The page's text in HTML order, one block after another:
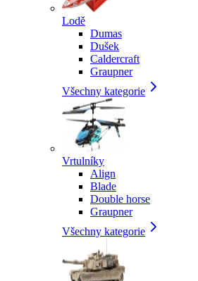
Lodě
Dumas
Dušek
Caldercraft
Graupner
Všechny kategorie
Vrtulníky
Align
Blade
Double horse
Graupner
Všechny kategorie